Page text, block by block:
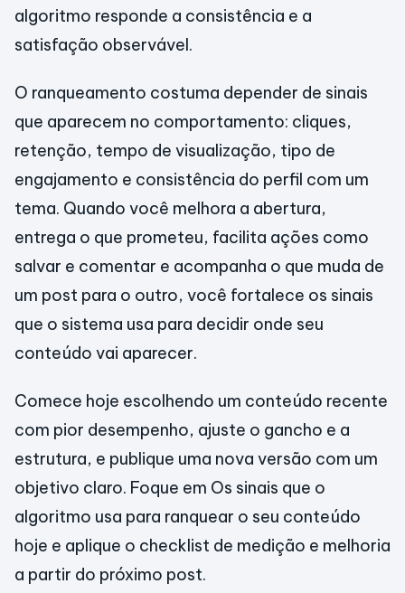
algoritmo responde a consistência e a
satisfação observável.
O ranqueamento costuma depender de sinais
que aparecem no comportamento: cliques,
retenção, tempo de visualização, tipo de
engajamento e consistência do perfil com um
tema. Quando você melhora a abertura,
entrega o que prometeu, facilita ações como
salvar e comentar e acompanha o que muda de
um post para o outro, você fortalece os sinais
que o sistema usa para decidir onde seu
conteúdo vai aparecer.
Comece hoje escolhendo um conteúdo recente
com pior desempenho, ajuste o gancho e a
estrutura, e publique uma nova versão com um
objetivo claro. Foque em Os sinais que o
algoritmo usa para ranquear o seu conteúdo
hoje e aplique o checklist de medição e melhoria
a partir do próximo post.